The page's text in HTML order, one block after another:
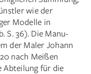
wie der
Modelle in
S. 36). Die Manu­
der Maler Johann
nach Meißen
Abteilung für die